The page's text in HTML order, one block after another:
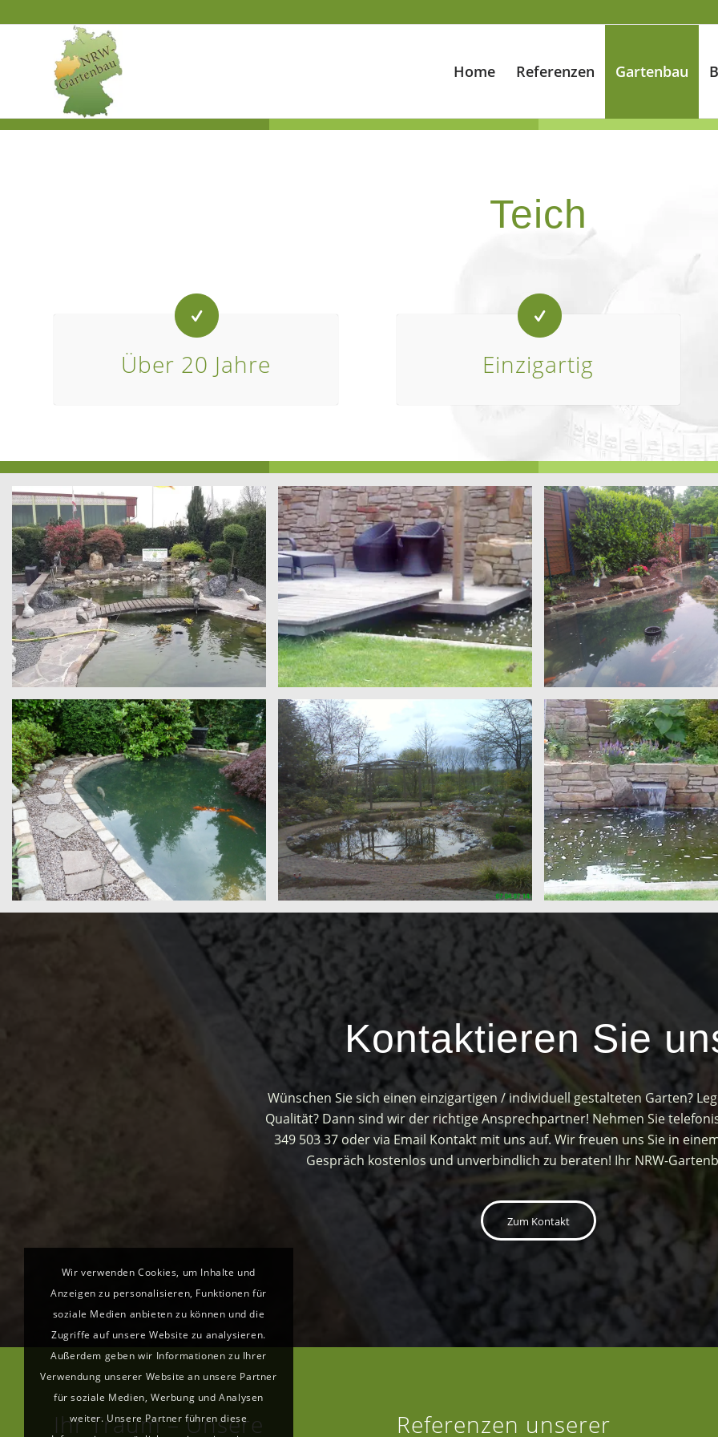
Home Referenzen Gartenbau
Teich
Über 20 Jahre Einzigartig
Kontaktieren Sie
Wünschen Sie sich einen einzigartigen / individuell gestalteten Garten?
Qualität? Dann sind wir der richtige Ansprechpartner! Nehmen Sie
349 503 37 oder via Email Kontakt mit uns auf. Wir freuen uns Sie in
Gespräch kostenlos und unverbindlich zu beraten! Ihr NRW-
Zum Kontakt
Ihr Traum – Unsere Referenzen unserer
Wir verwenden Cookies, um Inhalte und
Anzeigen zu personalisieren, Funktionen für
soziale Medien anbieten zu können und die
Zugriffe auf unsere Website zu analysieren.
Außerdem geben wir Informationen zu Ihrer
Verwendung unserer Website an unsere Partner
für soziale Medien, Werbung und Analysen
weiter. Unsere Partner führen diese